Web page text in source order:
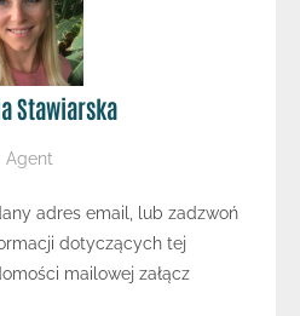
Stawiarska
Agent
adres email, lub zadzwoń
dotyczących tej
mailowej załącz